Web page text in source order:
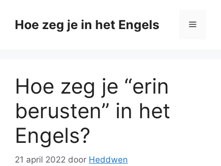
naarHoe zeg je in het Engels Menu
Hoe zeg je “erin
berusten” in het
Engels?
21 april 2022 door Heddwen